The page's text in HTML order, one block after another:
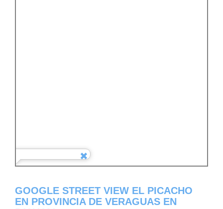
GOOGLE STREET VIEW EL PICACHO
EN PROVINCIA DE VERAGUAS EN